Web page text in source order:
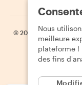
© 2026 Withlocals.com
Nous
meilleure
plateforme !
des fins